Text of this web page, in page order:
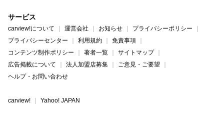
サービス
carview!について 運営会社 お知らせ
プライバシーポリシー
プライバシーセンター
利用規約
免責事項
コンテンツ制作ポリシー
著者一覧
サイトマップ
広告掲載について
法人加盟店募集
ご意見・ご要望
ヘルプ・お問い合わせ
carview! Yahoo! JAPAN